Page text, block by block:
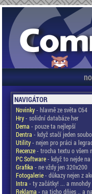
NAVIGÁTOR
Novinky- hlavně ze světa C64
Hry- solidní databáze her
Dema - pouze ta nejlepší
Dentra - když stačí jeden
Utility- nejen pro práci a
Recenze- trocha textu o všem
PC Software- když to nejde na
Grafika - ne vždy jen 320x200
Fotogalerie- důkazy nejen z
Intra - ty začátky! ... a mnohdy
Reklama - na ticho dňies .. a